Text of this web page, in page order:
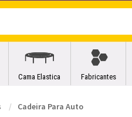
Cama Elastica Fabricantes
Cadeira Para Auto